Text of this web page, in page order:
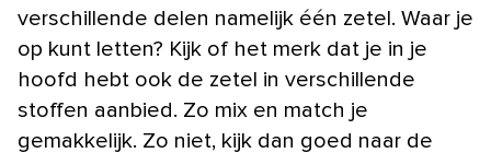
verschillende delen namelijk één zetel. Waar je
op kunt letten? Kijk of het merk dat je in je
hoofd hebt ook de zetel in verschillende
stoffen aanbied. Zo mix en match je
gemakkelijk. Zo niet, kijk dan goed naar de